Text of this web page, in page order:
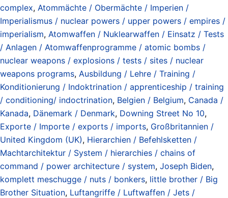
complex, Atommächte / Obermächte / Imperien /
Imperialismus / nuclear powers / upper powers / empires /
imperialism, Atomwaffen / Nuklearwaffen / Einsatz / Tests
/ Anlagen / Atomwaffenprogramme / atomic bombs /
nuclear weapons / explosions / tests / sites / nuclear
weapons programs, Ausbildung / Lehre / Training /
Konditionierung / Indoktrination / apprenticeship / training
/ conditioning/ indoctrination, Belgien / Belgium, Canada /
Kanada, Dänemark / Denmark, Downing Street No 10,
Exporte / Importe / exports / imports, Großbritannien /
United Kingdom (UK), Hierarchien / Befehlsketten /
Machtarchitektur / System / hierarchies / chains of
command / power architecture / system, Joseph Biden,
komplett meschugge / nuts / bonkers, little brother / Big
Brother Situation, Luftangriffe / Luftwaffen / Jets /